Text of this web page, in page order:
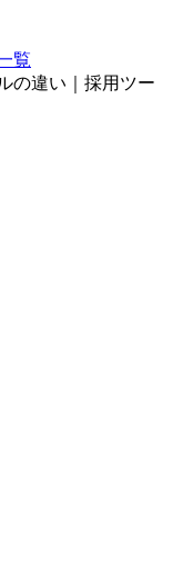
覧
の違い｜採用ツー